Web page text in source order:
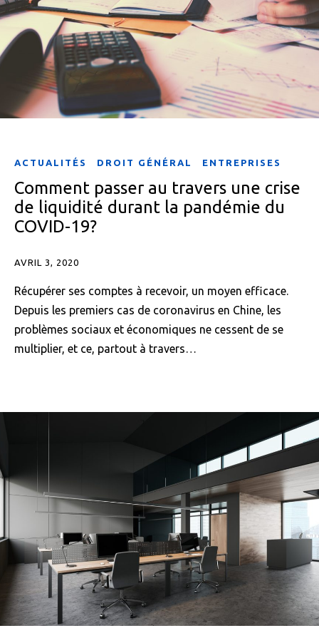
ACTUALITÉS DROIT GÉNÉRAL ENTREPRISES
Comment passer au travers une crise
de liquidité durant la pandémie du
COVID-19?
AVRIL 3, 2020
Récupérer ses comptes à recevoir, un moyen efficace.
Depuis les premiers cas de coronavirus en Chine, les
problèmes sociaux et économiques ne cessent de se
multiplier, et ce, partout à travers…